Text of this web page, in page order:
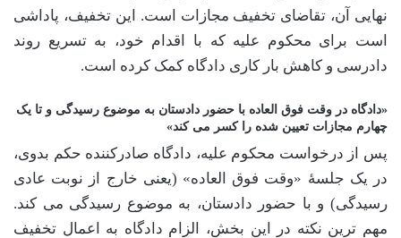
نهایی آن، تقاضای تخفیف مجازات است. این تخفیف، پاداشی
است برای محکوم علیه که با اقدام خود، به تسریع روند
دادرسی و کاهش بار کاری دادگاه کمک کرده است.
«دادگاه در وقت فوق العاده با حضور دادستان به موضوع رسیدگی و تا یک
چهارم مجازات تعیین شده را کسر می کند»
پس از درخواست محکوم علیه، دادگاه صادرکننده حکم بدوی،
در یک جلسۀ «وقت فوق العاده» (یعنی خارج از نوبت عادی
رسیدگی) و با حضور دادستان، به موضوع رسیدگی می کند.
مهم ترین نکته در این بخش، الزام دادگاه به اعمال تخفیف